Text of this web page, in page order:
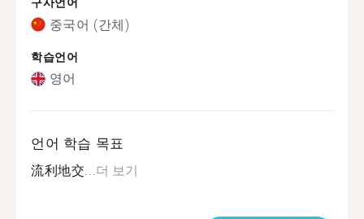
구사언어
중국어 (간체)
학습언어
영어
언어 학습 목표
流利地交...더 보기